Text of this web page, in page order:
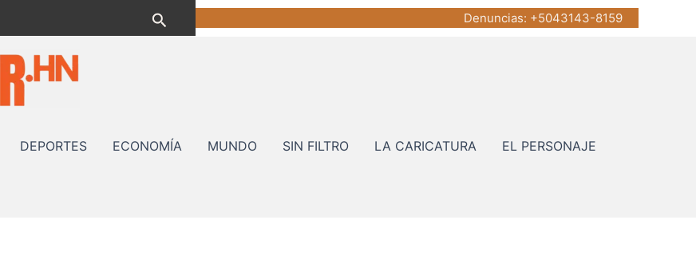
Buscar Denuncias: +5043143-8159
DEPORTES ECONOMÍA MUNDO SIN FILTRO LA CARICATURA EL PERSONAJE